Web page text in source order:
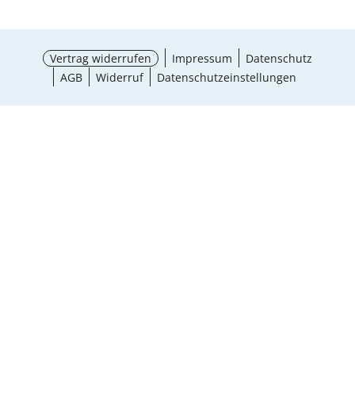
Vertrag widerrufen Impressum
Datenschutz
AGB
Widerruf Datenschutzeinstellungen